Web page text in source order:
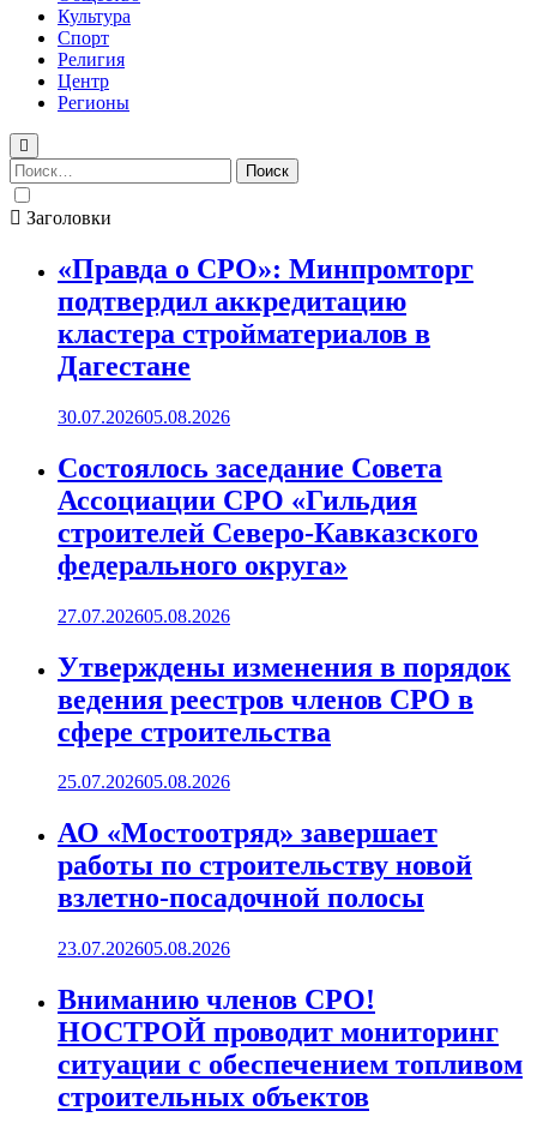
Культура
Спорт
Религия
Центр
Регионы
Найти:
Заголовки
«Правда о СРО»: Минпромторг
подтвердил аккредитацию
кластера стройматериалов в
Дагестане
30.07.202605.08.2026
Состоялось заседание Совета
Ассоциации СРО «Гильдия
строителей Северо-Кавказского
федерального округа»
27.07.202605.08.2026
Утверждены изменения в порядок
ведения реестров членов СРО в
сфере строительства
25.07.202605.08.2026
АО «Мостоотряд» завершает
работы по строительству новой
взлетно-посадочной полосы
23.07.202605.08.2026
Вниманию членов СРО!
НОСТРОЙ проводит мониторинг
ситуации с обеспечением топливом
строительных объектов